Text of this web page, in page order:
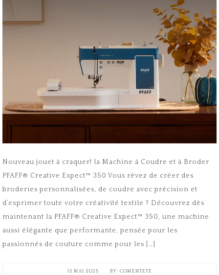
Nouveau jouet à craquer! la Machine à Coudre et à Broder
PFAFF® Creative Expect™ 350 Vous rêvez de créer des
broderies personnalisées, de coudre avec précision et
d’exprimer toute votre créativité textile ? Découvrez dès
maintenant la PFAFF® Creative Expect™ 350, une machine
aussi élégante que performante, pensée pour les
passionnés de couture comme pour les […]
15 MAI 2025 COMENTETE